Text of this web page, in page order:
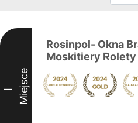
I Miejsce
Rosinpol- Okna
Moskitiery Rolety